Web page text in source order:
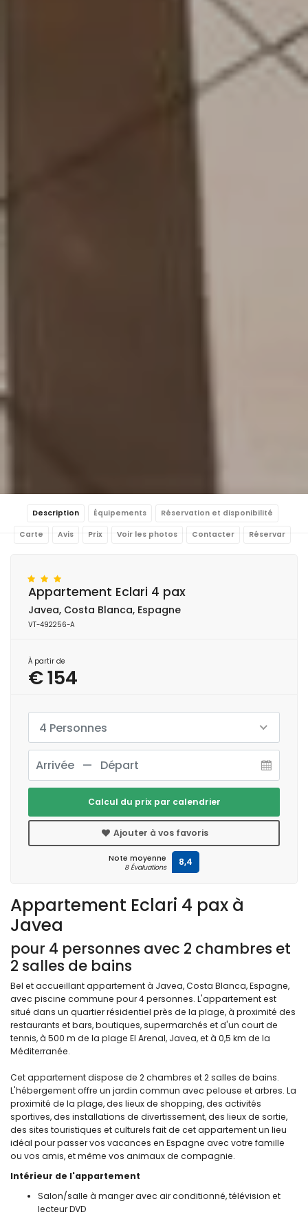
Description Équipements Réservation et disponibilité
Carte Avis Prix Voir les photos Contacter Réservar
Appartement Eclari 4 pax à
Javea
pour 4 personnes avec 2 chambres et
2 salles de bains
Bel et accueillant appartement à Javea, Costa Blanca, Espagne,
avec piscine commune pour 4 personnes. L'appartement est
situé dans un quartier résidentiel près de la plage, à proximité des
restaurants et bars, boutiques, supermarchés et d'un court de
tennis, à 500 m de la plage El Arenal, Javea, et à 0,5 km de la
Méditerranée.
Cet appartement dispose de 2 chambres et 2 salles de bains.
L'hébergement offre un jardin commun avec pelouse et arbres. La
proximité de la plage, des lieux de shopping, des activités
sportives, des installations de divertissement, des lieux de sortie,
des sites touristiques et culturels fait de cet appartement un lieu
idéal pour passer vos vacances en Espagne avec votre famille
ou vos amis, et même vos animaux de compagnie.
Intérieur de l'appartement
Salon/salle à manger avec air conditionné, télévision et
lecteur DVD
Appartement Eclari 4 pax
Javea, Costa Blanca, Espagne
VT-492256-A
À partir de
€ 154
4 Personnes
Calcul du prix par calendrier
Ajouter à vos favoris
Note moyenne
8 Évaluations 8,4